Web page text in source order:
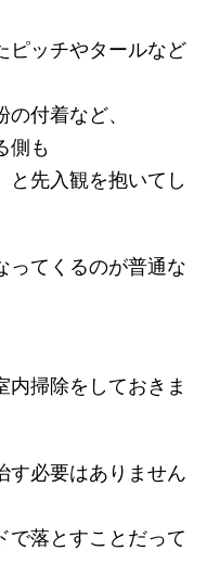
ピッチやタールなど
付着など、
側も
と先入観を抱いてし
ってくるのが普通な
内掃除をしておきま
す必要はありません
で落とすことだって